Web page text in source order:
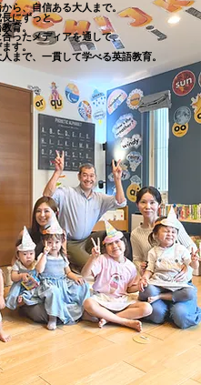
ら、自信ある大人まで。
にずっと
育。
ったメディアを通して、
す。
まで、一貫して学べる英語教育。
ら、自信ある大人まで。
にずっと
育。
ったメディアを通して、
す。
まで、一貫して学べる英語教育。